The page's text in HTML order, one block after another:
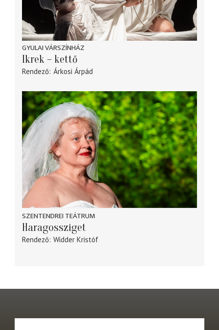
GYULAI VÁRSZÍNHÁZ
Ikrek – kettő
Rendező Árkosi Árpád
SZENTENDREI TEÁTRUM
Haragossziget
Rendező Widder Kristóf